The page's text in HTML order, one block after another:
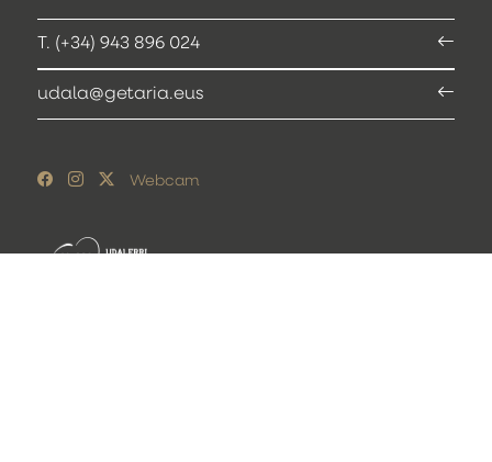
T. (+34) 943 896 024
udala@getaria.eus
Webcam